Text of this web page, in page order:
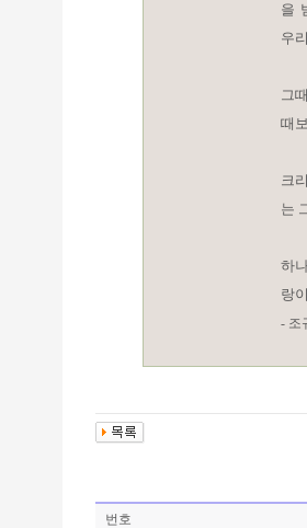
을
우
그
때
크
는
하
랑
- 조
번호